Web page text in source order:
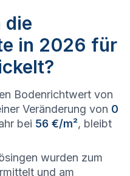
die
in 2026 für
Bodenrichtwert von
Veränderung von 0
bei 56 €/m², bleibt
wurden zum
und am